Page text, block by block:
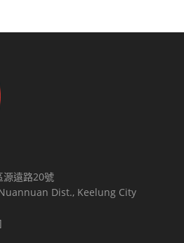
源遠路20號
Dist., Keelung City